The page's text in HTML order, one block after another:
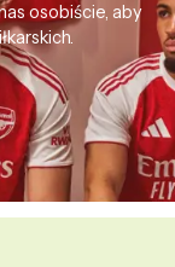
osobiście, aby